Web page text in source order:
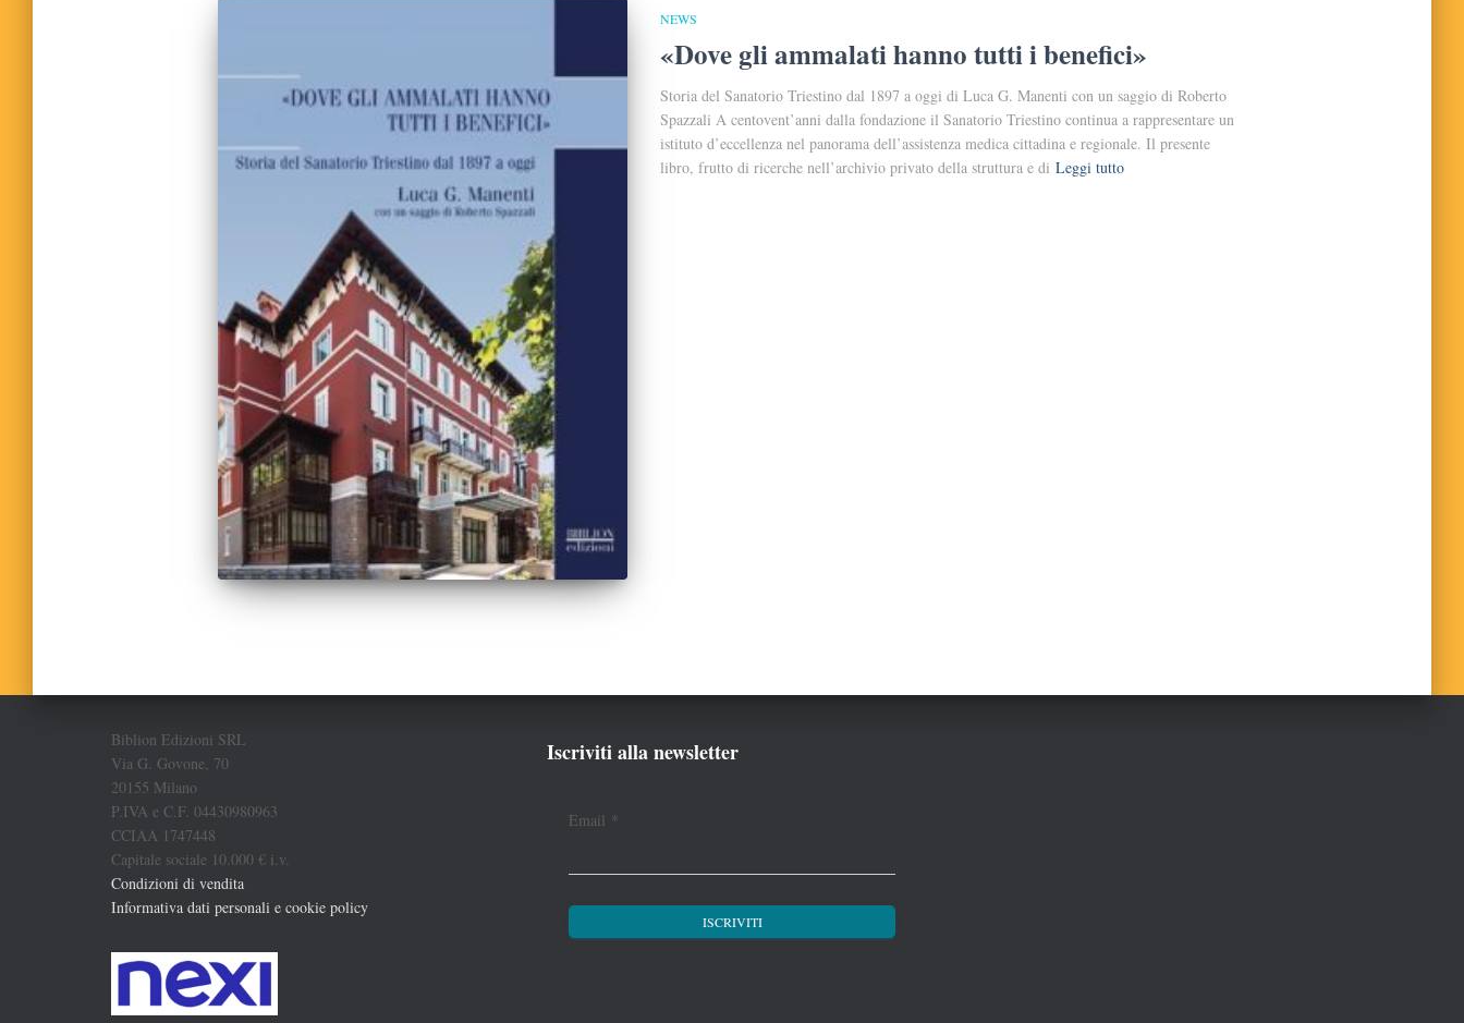
NEWS
«Dove gli ammalati hanno tutti i benefici»
Storia del Sanatorio Triestino dal 1897 a oggi di Luca G. Manenti con un saggio di Roberto
Spazzali A centovent’anni dalla fondazione il Sanatorio Triestino continua a rappresentare un
istituto d’eccellenza nel panorama dell’assistenza medica cittadina e regionale. Il presente
libro, frutto di ricerche nell’archivio privato della struttura e di Leggi tutto
Biblion Edizioni SRL
Via G. Govone, 70
20155 Milano
P.IVA e C.F. 04430980963
CCIAA 1747448
Capitale sociale 10.000 € i.v.
Condizioni di vendita
Informativa dati personali e cookie policy
Iscriviti alla newsletter
Email *